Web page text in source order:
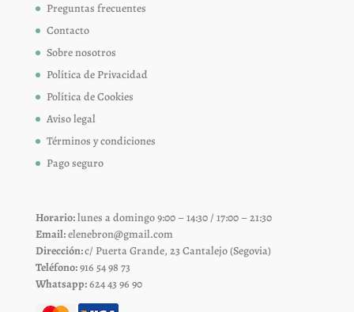
Preguntas frecuentes
Contacto
Sobre nosotros
Política de Privacidad
Política de Cookies
Aviso legal
Términos y condiciones
Pago seguro
Horario:lunes a domingo 9:00 – 14:30 / 17:00 – 21:30
Email:elenebron@gmail.com
Dirección:c/ Puerta Grande, 23 Cantalejo (Segovia)
Teléfono:916 54 98 73
Whatsapp:624 43 96 90